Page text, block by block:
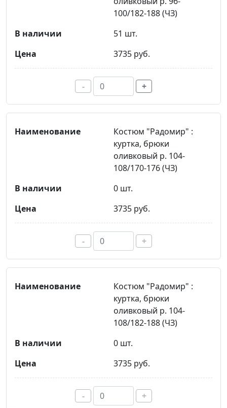
100/182-188 (ЧЗ)
51 шт.
3735 руб.
- +
Костюм "Радомир" :
куртка, брюки
оливковый р. 104-
108/170-176 (ЧЗ)
0 шт.
3735 руб.
- +
Костюм "Радомир" :
куртка, брюки
оливковый р. 104-
108/182-188 (ЧЗ)
0 шт.
3735 руб.
- +